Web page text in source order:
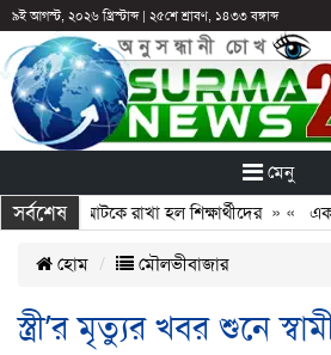
৯ই আগস্ট, ২০২৬ খ্রিস্টাব্দ| ২৫শে শ্রাবণ, ১৪৩৩ বঙ্গাব্দ
মেনু
সর্বশেষ
পরও আটকে রাখা হল শিক্ষার্থীদের» « এক
হোম মৌলভীবাজার
স্ত্রী’র মৃত্যুর খবর শুনে